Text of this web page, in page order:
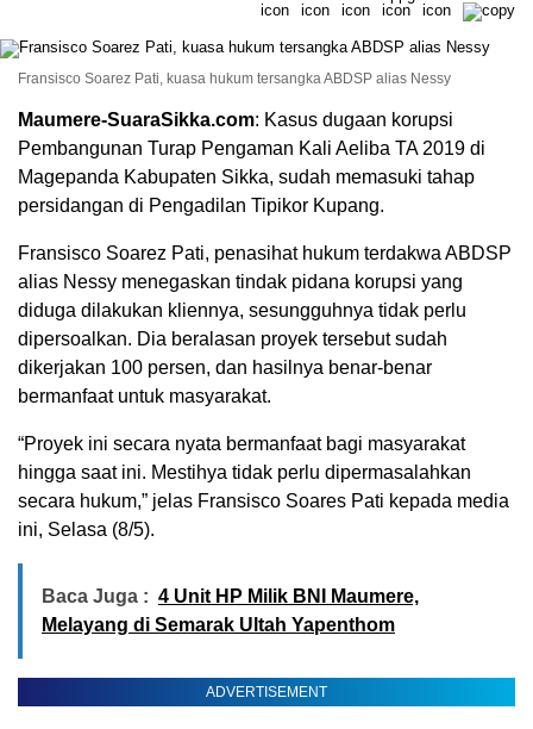
Fransisco Soarez Pati, kuasa hukum tersangka ABDSP alias Nessy
Maumere-SuaraSikka.com: Kasus dugaan korupsi
Pembangunan Turap Pengaman Kali Aeliba TA 2019 di
Magepanda Kabupaten Sikka, sudah memasuki tahap
persidangan di Pengadilan Tipikor Kupang.
Fransisco Soarez Pati, penasihat hukum terdakwa ABDSP
alias Nessy menegaskan tindak pidana korupsi yang
diduga dilakukan kliennya, sesungguhnya tidak perlu
dipersoalkan. Dia beralasan proyek tersebut sudah
dikerjakan 100 persen, dan hasilnya benar-benar
bermanfaat untuk masyarakat.
“Proyek ini secara nyata bermanfaat bagi masyarakat
hingga saat ini. Mestihya tidak perlu dipermasalahkan
secara hukum,” jelas Fransisco Soares Pati kepada media
ini, Selasa (8/5).
Baca Juga : 4 Unit HP Milik BNI Maumere,
Melayang di Semarak Ultah Yapenthom
ADVERTISEMENT